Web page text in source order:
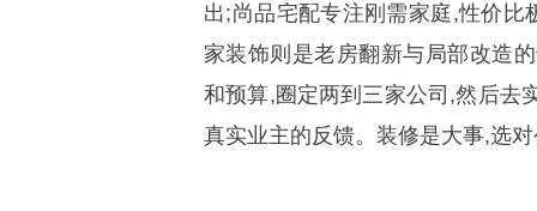
出;尚品宅配专注刚需家庭,性价
家装饰则是老房翻新与局部改造
和预算,圈定两到三家公司,然后去
真实业主的反馈。装修是大事,选